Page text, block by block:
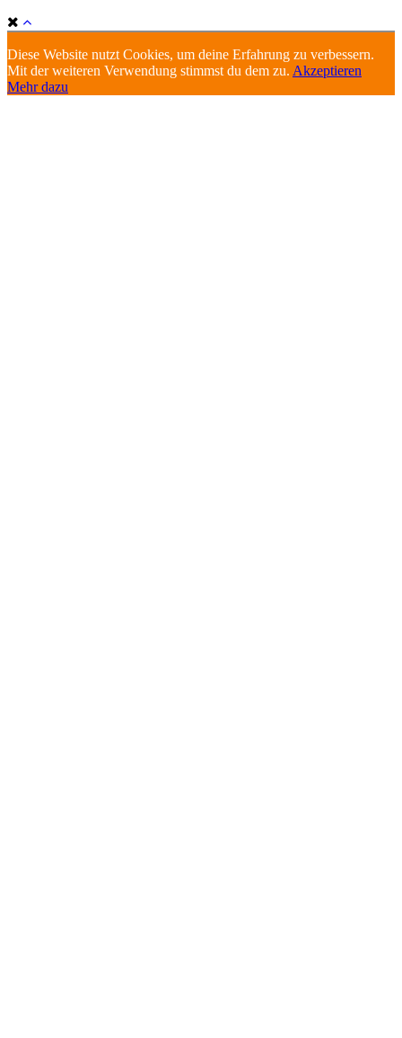
Diese Website nutzt Cookies, um deine Erfahrung zu verbessern.
Mit der weiteren Verwendung stimmst du dem zu. Akzeptieren
Mehr dazu